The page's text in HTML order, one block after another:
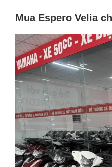
Mua Espero Velia